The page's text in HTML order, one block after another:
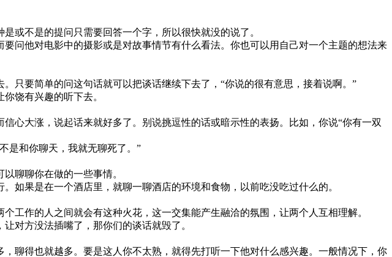
或不是的提问只需要回答一个字，所以很快就没的说了。
问他对电影中的摄影或是对故事情节有什么看法。你也可以用自己对一个主题的想法来
只要简单的问这句话就可以把谈话继续下去了，“你说的很有意思，接着说啊。”
饶有兴趣的听下去。
心大涨，说起话来就好多了。别说挑逗性的话或暗示性的表扬。比如，你说“你有一双
是和你聊天，我就无聊死了。”
聊聊你在做的一些事情。
如果是在一个酒店里，就聊一聊酒店的环境和食物，以前吃没吃过什么的。
工作的人之间就会有这种火花，这一交集能产生融洽的氛围，让两个人互相理解。
对方没法插嘴了，那你们的谈话就毁了。
聊得也就越多。要是这人你不太熟，就得先打听一下他对什么感兴趣。一般情况下，你